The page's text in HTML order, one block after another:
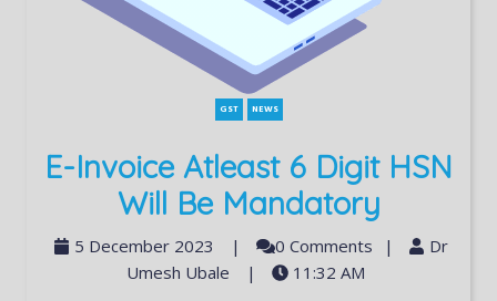
GST NEWS
E-Invoice Atleast 6 Digit HSN
Will Be Mandatory
5 December 2023 | 0 Comments |
Dr
Umesh Ubale
| 11:32 AM